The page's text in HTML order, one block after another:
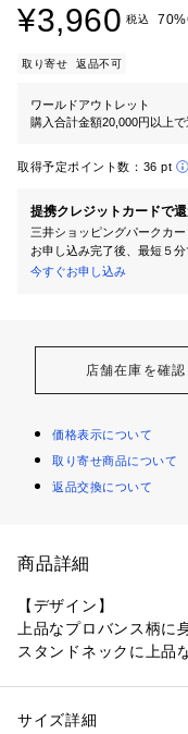
¥3,960 税込
取り寄せ 返品不可
ワールドアウトレット
購入合計金額20,000円以上
取得予定ポイント数： 36 pt
提携クレジットカードで
三井ショッピングパークカ
お申し込み完了後、最短５分
今すぐお申し込み
店舗在庫を確認
価格表示について
取り寄せ商品について
返品交換について
商品詳細
【デザイン】
上品なプロバンス柄に
スタンドネックに上品
性別：レディース
サイズ詳細